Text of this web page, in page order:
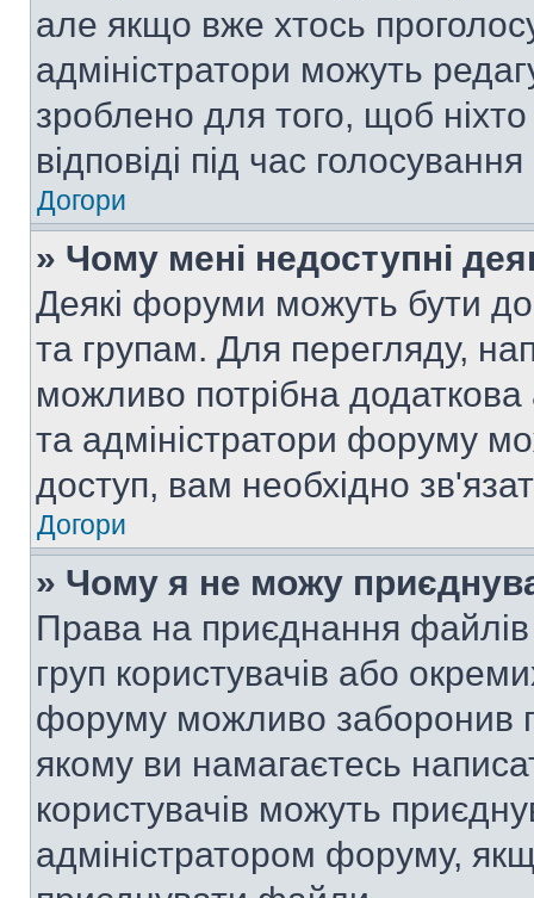
але якщо вже хтось
адміністратори можуть
зроблено для того, щоб
відповіді під час голосування
Догори
» Чому мені недоступні
Деякі форуми можуть бути
та групам. Для перегляду,
можливо потрібна
та адміністратори форуму
доступ, вам необхідно
Догори
» Чому я не можу
Права на приєднання
груп користувачів або
форуму можливо заборонив
якому ви намагаєтесь
користувачів можуть
адміністратором форуму,